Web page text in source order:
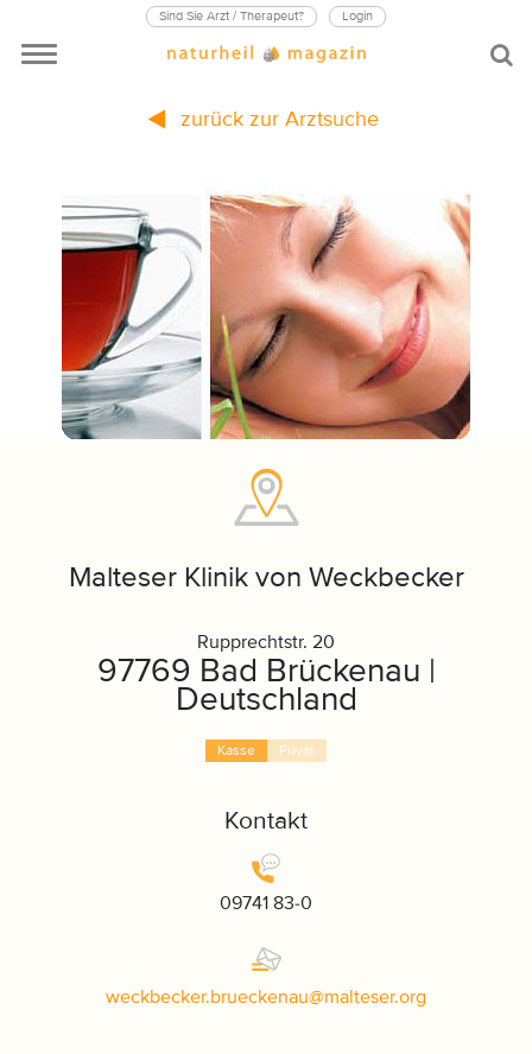
Sind Sie Arzt / Therapeut? Login
zurück zur Arztsuche
Malteser Klinik von Weckbecker
Rupprechtstr. 20
97769 Bad Brückenau |
Deutschland
Kasse Privat
Kontakt
09741 83-0
weckbecker.brueckenau@malteser.org